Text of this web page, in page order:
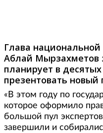
Глава
Аблай Мырзахметов
планирует в
презентовать новый
«В этом году по
которое оформило
большой пул
завершили и